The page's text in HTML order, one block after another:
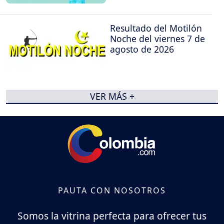
Resultado del Motilón
Noche del viernes 7 de
agosto de 2026
VER MÁS +
PAUTA CON NOSOTROS
Somos la vitrina perfecta para ofrecer tus